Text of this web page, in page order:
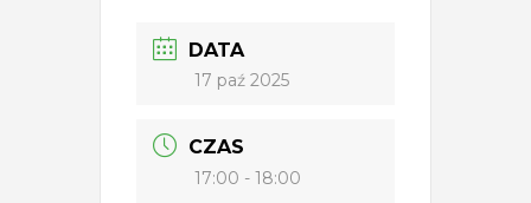
DATA
17 paź 2025
CZAS
17:00 - 18:00